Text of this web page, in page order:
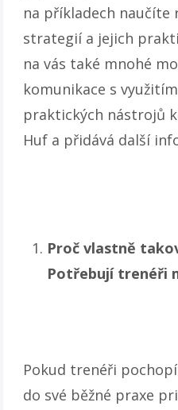
na příkladech naučíte
strategií a jejich
na vás také mnohé
komunikace s
praktických nástrojů
Huf a přidává další
Proč vlastně
Potřebují trenéři
Pokud trenéři
do své běžné praxe